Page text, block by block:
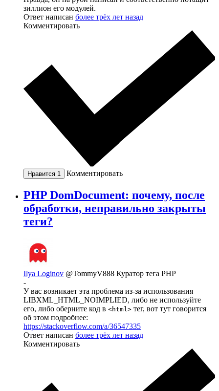
зиллион его модулей.
Ответ написан более трёх лет назад
Комментировать
Нравится 1 Комментировать
PHP DomDocument: почему, после
обработки, неправильно закрыты
теги?
Ilya Loginov @TommyV888 Куратор тега PHP
-
У вас возникает эта проблема из-за использования
LIBXML_HTML_NOIMPLIED, либо не используйте
его, либо оберните код в <html> тег, вот тут говорится
об этом подробнее:
https://stackoverflow.com/a/36547335
Ответ написан более трёх лет назад
Комментировать